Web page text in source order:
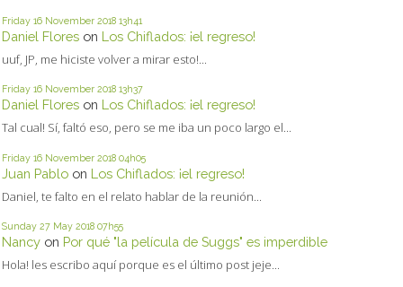
Friday 16 November 2018 13h41
Daniel Flores on Los Chiflados: ¡el regreso!
uuf, JP, me hiciste volver a mirar esto!...
Friday 16 November 2018 13h37
Daniel Flores on Los Chiflados: ¡el regreso!
Tal cual! Sí, faltó eso, pero se me iba un poco largo el...
Friday 16 November 2018 04h05
Juan Pablo on Los Chiflados: ¡el regreso!
Daniel, te falto en el relato hablar de la reunión...
Sunday 27 May 2018 07h55
Nancy on Por qué "la película de Suggs" es imperdible
Hola! les escribo aquí porque es el último post jeje...